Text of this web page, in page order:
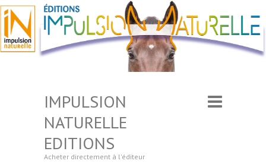
IMPULSION
NATURELLE
EDITIONS
Acheter directement à l'éditeur